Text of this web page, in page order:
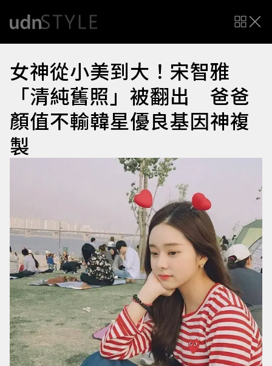
女神從小美到大！宋智雅
「清純舊照」被翻出 爸爸
顏值不輸韓星優良基因神複
製